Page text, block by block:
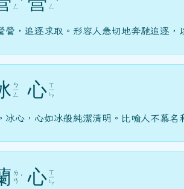
ㄥ
ˊ
ㄥ
ˊ
營，追逐求取。形容人急切地奔馳追逐，
ㄅ
ㄧ
ㄥ 心 ㄒ
ㄧ
ㄣ
冰心，心如冰般純潔清明。比喻人不慕名
ㄌ
ㄢ ˊ 心 ㄒ
ㄧ
ㄣ